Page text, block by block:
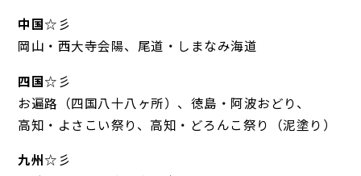
中国☆彡
岡山・西大寺会陽、尾道・しまなみ海道
四国☆彡
お遍路（四国八十八ヶ所）、徳島・阿波おどり、
高知・よさこい祭り、高知・どろんこ祭り（泥塗り）
九州☆彡